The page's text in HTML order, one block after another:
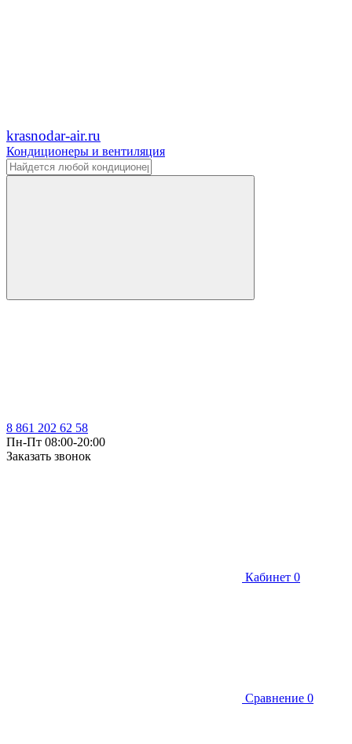
krasnodar-air.ru
Кондиционеры и вентиляция
8 861 202 62 58
Пн-Пт 08:00-20:00
Заказать звонок
Кабинет 0
Сравнение 0